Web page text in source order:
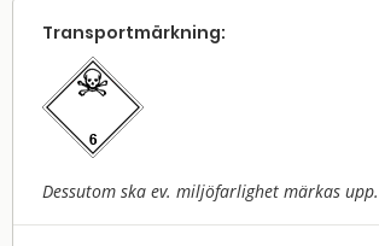
Transport­märkning:
Dessutom ska ev. miljöfarlighet märkas